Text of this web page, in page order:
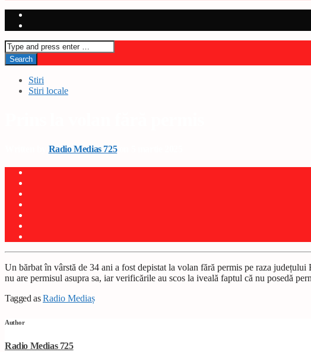
Stiri
Stiri locale
Radio Medias 725on 5 martie 2025
Un bărbat în vârstă de 34 ani a fost depistat la volan fără permis pe raza județului
nu are permisul asupra sa, iar verificările au scos la iveală faptul că nu posedă
Tagged asRadio Mediaș
Author
Radio Medias 725